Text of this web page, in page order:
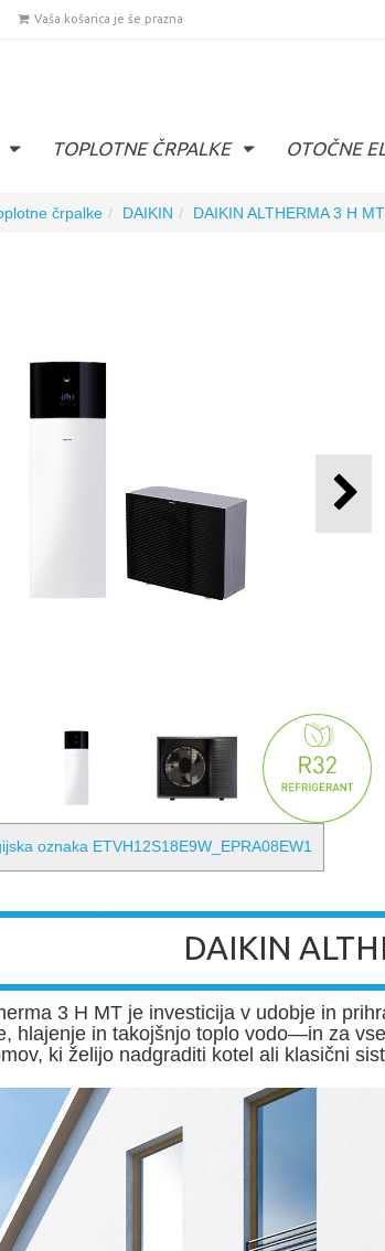
Vaša košarica je še prazna
TOPLOTNE ČRPALKE OTOČNE
črpalke DAIKIN DAIKIN ALTHERMA 3 H MT
oznaka ETVH12S18E9W_EPRA08EW1
DAIKIN
3 H MT je investicija v udobje in
hlajenje in takojšnjo toplo vodo—in za
ki želijo nadgraditi kotel ali klasični